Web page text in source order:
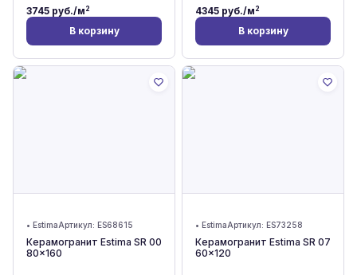
3745 руб./м2
В корзину
4345 руб./м2
В корзину
• EstimaАртикул: ES68615
Керамогранит Estima SR 00
80x160
• EstimaАртикул: ES73258
Керамогранит Estima SR 07
60x120